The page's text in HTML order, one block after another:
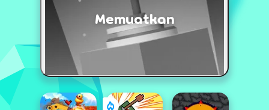
Memuatkan